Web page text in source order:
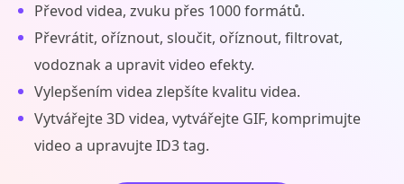
Převod videa, zvuku přes 1000 formátů.
Převrátit, oříznout, sloučit, oříznout, filtrovat,
vodoznak a upravit video efekty.
Vylepšením videa zlepšíte kvalitu videa.
Vytvářejte 3D videa, vytvářejte GIF, komprimujte
video a upravujte ID3 tag.